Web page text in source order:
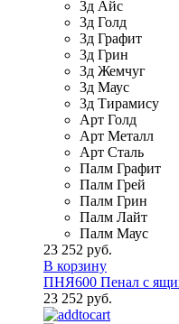
3д Айс
3д Голд
3д Графит
3д Грин
3д Жемчуг
3д Маус
3д Тирамису
Арт Голд
Арт Металл
Арт Сталь
Палм Графит
Палм Грей
Палм Грин
Палм Лайт
Палм Маус
23 252 руб.
В корзину
ПНЯ600 Пенал с
23 252 руб.